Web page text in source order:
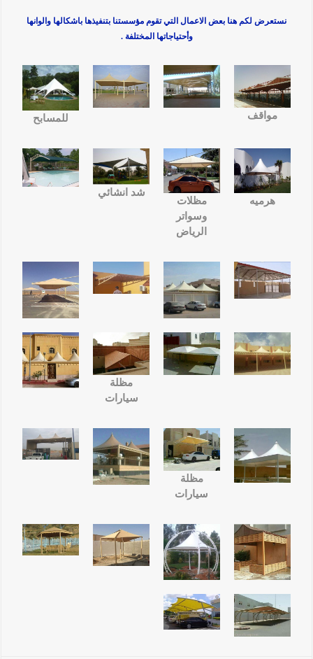
نستعرض لكم هنا بعض الاعمال التي تقوم مؤسستنا بتنفيذها باشكالها والوانها
وأحتياجاتها المختلفة .
مواقف للمسابح
هرميه
مظلات
وسواتر
الرياض
شد انشائي
مظلة
سيارات
مظلة
سيارات